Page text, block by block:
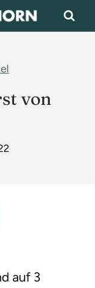
von
auf 3